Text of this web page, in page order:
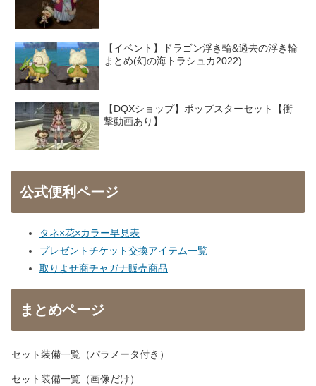
【イベント】ドラゴン浮き輪&過去の浮き輪
まとめ(幻の海トラシュカ2022)
【DQXショップ】ポップスターセット【衝
撃動画あり】
公式便利ページ
タネ×花×カラー早見表
プレゼントチケット交換アイテム一覧
取りよせ商チャガナ販売商品
まとめページ
セット装備一覧（パラメータ付き）
セット装備一覧（画像だけ）